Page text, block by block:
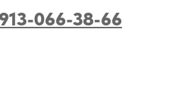
066-38-66